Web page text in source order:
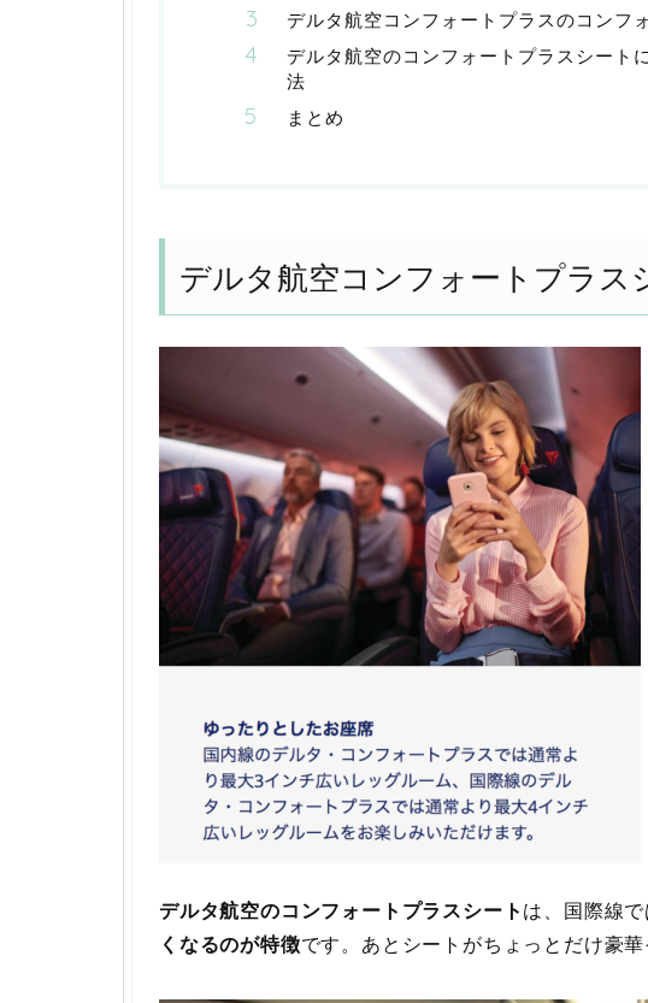
デルタ航空コンフォートプラスのコンフ
デルタ航空のコンフォートプラスシート
法
まとめ
デルタ航空コンフォートプラス
デルタ航空のコンフォートプラスシートは、国際線
くなるのが特徴です。あとシートがちょっとだけ豪華